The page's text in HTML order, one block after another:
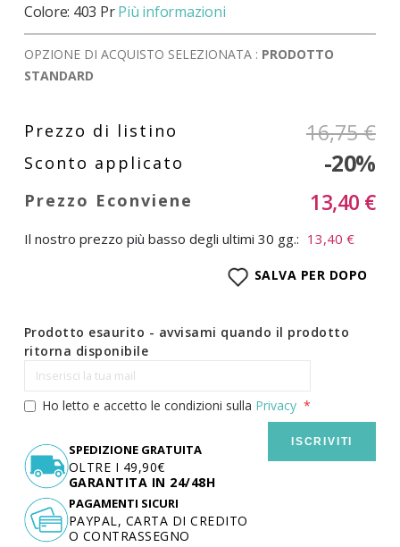
Colore: 403 Pr Più informazioni
OPZIONE DI ACQUISTO SELEZIONATA : PRODOTTO
STANDARD
16,75 €
-20%
13,40 €
Il nostro prezzo più basso degli ultimi 30 gg.: 13,40 €
SALVA PER DOPO
Prodotto esaurito - avvisami quando il prodotto
ritorna disponibile
Ho letto e accetto le condizioni sulla Privacy
ISCRIVITI
SPEDIZIONE GRATUITA
OLTRE I 49,90€
GARANTITA IN 24/48H
PAGAMENTI SICURI
PAYPAL, CARTA DI CREDITO
O CONTRASSEGNO